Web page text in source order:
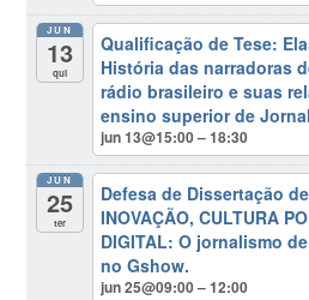
JUN
13
qui
Qualificação de Tese:
História das narradoras
rádio brasileiro e suas
ensino superior de
jun 13@15:00 – 18:30
JUN
25
ter
Defesa de Dissertação
INOVAÇÃO, CULTURA
DIGITAL: O jornalismo
no Gshow.
jun 25@09:00 – 12:00